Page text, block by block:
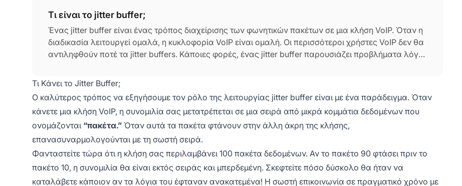
Τι είναι το jitter buffer;
Ένας jitter buffer είναι ένας τρόπος διαχείρισης των φωνητικών πακέτων σε μια κλήση VoIP. Όταν η
διαδικασία λειτουργεί ομαλά, η κυκλοφορία VoIP είναι ομαλή. Οι περισσότεροι χρήστες VoIP δεν θα
αντιληφθούν ποτέ τα jitter buffers. Κάποιες φορές, ένας jitter buffer παρουσιάζει προβλήματα λόγω
ποιότητα της φωνητικής σας κλήσης κατά τη διάρκεια VoIP κλήσεων. Οι κλήσεις με jitter buffer VoIP
σημαίνουν ότι η ποιότητα του ήχου σας θα είναι υψηλότερη.
Τι Κάνει το Jitter Buffer;
Ο καλύτερος τρόπος να εξηγήσουμε τον ρόλο της λειτουργίας jitter buffer είναι με ένα παράδειγμα. Όταν
κάνετε μια κλήση VoIP, η συνομιλία σας μετατρέπεται σε μια σειρά από μικρά κομμάτια δεδομένων που
ονομάζονται “πακέτα.” Όταν αυτά τα πακέτα φτάνουν στην άλλη άκρη της κλήσης,
επανασυναρμολογούνται με τη σωστή σειρά.
Φανταστείτε τώρα ότι η κλήση σας περιλαμβάνει 100 πακέτα δεδομένων. Αν το πακέτο 90 φτάσει πριν το
πακέτο 10, η συνομιλία θα είναι εκτός σειράς και μπερδεμένη. Σκεφτείτε πόσο δύσκολο θα ήταν να
καταλάβετε κάποιον αν τα λόγια του έφταναν ανακατεμένα! Η σωστή επικοινωνία σε πραγματικό χρόνο με